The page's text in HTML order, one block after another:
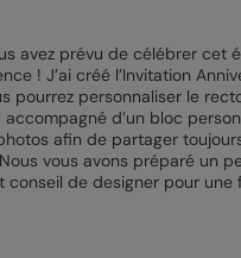
avez prévu de célébrer
! J’ai créé l’Invitation
pourrez personnaliser le
d’un bloc
afin de partager
vous avons préparé un
de designer pour